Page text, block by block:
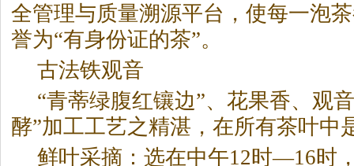
全管理与质量溯源平台，使每一泡茶
誉为“有身份证的茶”。
古法铁观音
“青蒂绿腹红镶边”、花果香、观
酵”加工工艺之精湛，在所有茶叶中
鲜叶采摘：选在中午12时—16时